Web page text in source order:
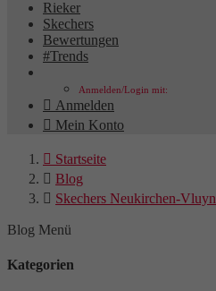
Rieker
Skechers
Bewertungen
#Trends
Anmelden/Login mit:
 Anmelden
 Mein Konto
 Startseite
 Blog
 Skechers Neukirchen-Vluyn
Blog Menü
Kategorien